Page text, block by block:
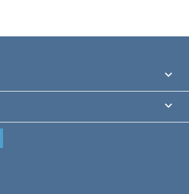

